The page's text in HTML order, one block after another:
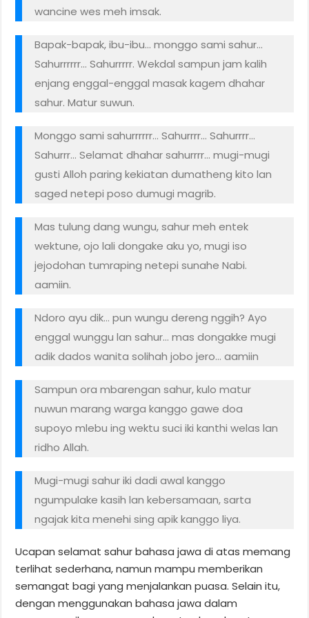
wancine wes meh imsak.
Bapak-bapak, ibu-ibu… monggo sami sahur…
Sahurrrrrr… Sahurrrrr. Wekdal sampun jam kalih
enjang enggal-enggal masak kagem dhahar
sahur. Matur suwun.
Monggo sami sahurrrrrr… Sahurrrr… Sahurrrr…
Sahurrr… Selamat dhahar sahurrrr… mugi-mugi
gusti Alloh paring kekiatan dumatheng kito lan
saged netepi poso dumugi magrib.
Mas tulung dang wungu, sahur meh entek
wektune, ojo lali dongake aku yo, mugi iso
jejodohan tumraping netepi sunahe Nabi.
aamiin.
Ndoro ayu dik… pun wungu dereng nggih? Ayo
enggal wunggu lan sahur… mas dongakke mugi
adik dados wanita solihah jobo jero… aamiin
Sampun ora mbarengan sahur, kulo matur
nuwun marang warga kanggo gawe doa
supoyo mlebu ing wektu suci iki kanthi welas lan
ridho Allah.
Mugi-mugi sahur iki dadi awal kanggo
ngumpulake kasih lan kebersamaan, sarta
ngajak kita menehi sing apik kanggo liya.
Ucapan selamat sahur bahasa jawa di atas memang
terlihat sederhana, namun mampu memberikan
semangat bagi yang menjalankan puasa. Selain itu,
dengan menggunakan bahasa jawa dalam